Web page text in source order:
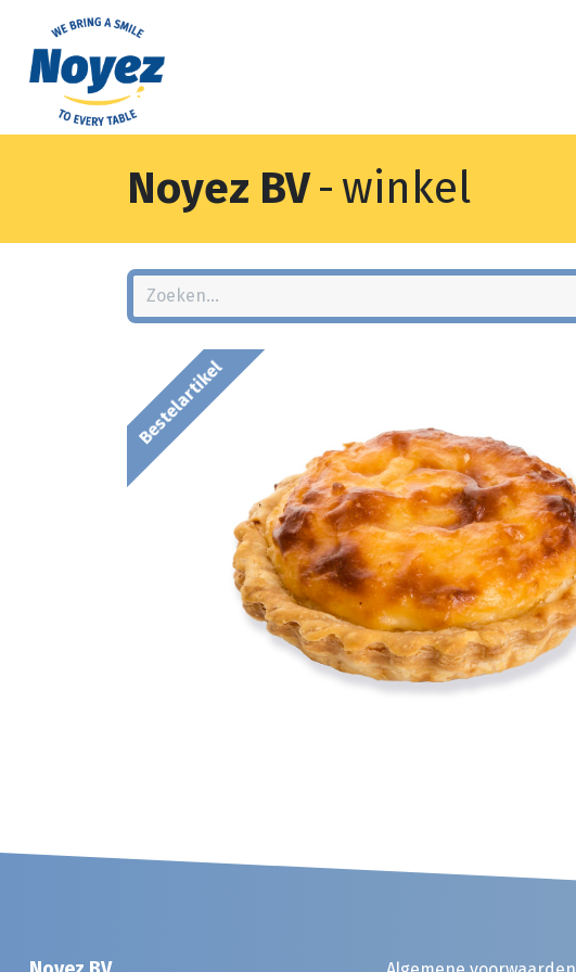
Noyez BV- winkel
Bestelartikel